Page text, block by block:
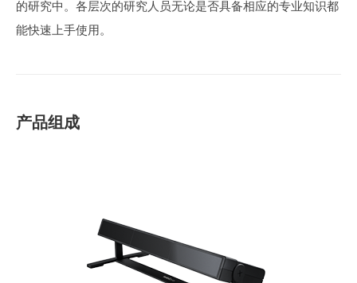
的研究中。各层次的研究人员无论是否具备相应的专业知识都
能快速上手使用。
产品组成